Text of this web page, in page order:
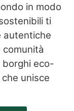
in modo
ti
autentiche
comunità
borghi eco-
unisce